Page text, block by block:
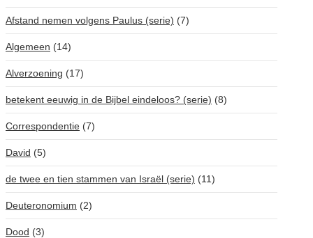
Afstand nemen volgens Paulus (serie) (7)
Algemeen (14)
Alverzoening (17)
betekent eeuwig in de Bijbel eindeloos? (serie) (8)
Correspondentie (7)
David (5)
de twee en tien stammen van Israël (serie) (11)
Deuteronomium (2)
Dood (3)